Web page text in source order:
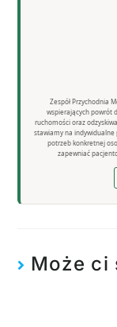
Zespół Przychodnia
wspierających powrót
ruchomości oraz
stawiamy na indywidualne
potrzeb konkretnej
zapewniać
Może ci